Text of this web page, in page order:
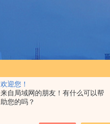
欢迎您！
来自局域网的朋友！有什么可以帮
助您的吗？